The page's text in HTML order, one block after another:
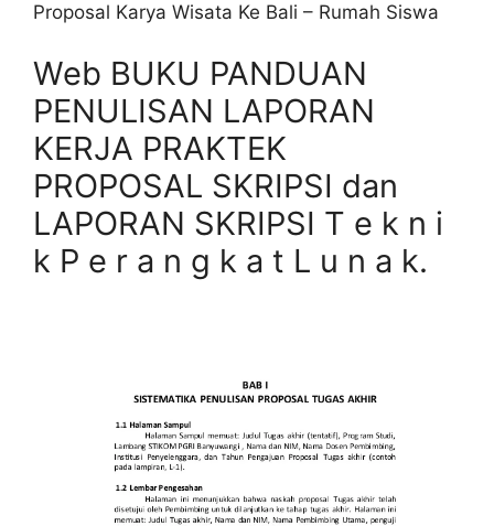
Proposal Karya Wisata Ke Bali – Rumah Siswa
Web BUKU PANDUAN
PENULISAN LAPORAN
KERJA PRAKTEK
PROPOSAL SKRIPSI dan
LAPORAN SKRIPSI T e k n i
k P e r a n g k a t L u n a k.